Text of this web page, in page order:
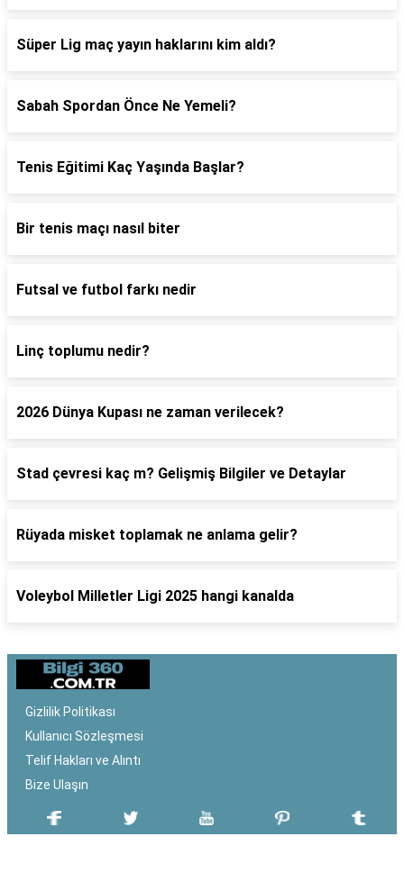
Süper Lig maç yayın haklarını kim aldı?
Sabah Spordan Önce Ne Yemeli?
Tenis Eğitimi Kaç Yaşında Başlar?
Bir tenis maçı nasıl biter
Futsal ve futbol farkı nedir
Linç toplumu nedir?
2026 Dünya Kupası ne zaman verilecek?
Stad çevresi kaç m? Gelişmiş Bilgiler ve Detaylar
Rüyada misket toplamak ne anlama gelir?
Voleybol Milletler Ligi 2025 hangi kanalda
Gizlilik Politikası
Kullanıcı Sözleşmesi
Telif Hakları ve Alıntı
Bize Ulaşın